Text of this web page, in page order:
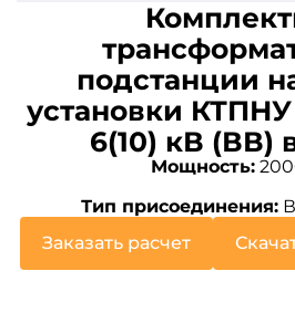
подстанции
установки
6(10) кВ (ВВ)
Мощность:
Тип присоединения:
Заказать расчет